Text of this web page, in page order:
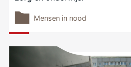
Mensen in nood